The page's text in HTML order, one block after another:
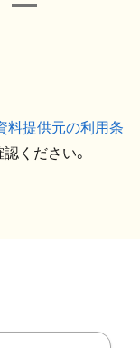
料提供元の利用条
ください。